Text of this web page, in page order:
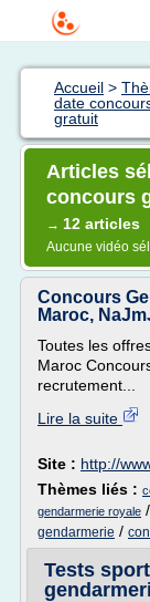
Accueil >
date
gratuit
Articles
concours
→ 12 articles
Aucune vidéo
Concours
Maroc,
Toutes les
Maroc
recrutement...
Lire la suite
Site : http://
Thèmes liés :
gendarmerie royale /
gendarmerie /
Tests